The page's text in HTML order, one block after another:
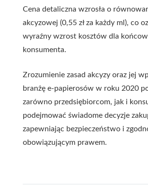
Cena detaliczna wzrosła o
akcyzowej (0,55 zł za każdy ml), co
wyraźny wzrost kosztów dla
konsumenta.
Zrozumienie zasad akcyzy oraz jej
branżę e-papierosów w roku 2020
zarówno przedsiębiorcom, jak i
podejmować świadome decyzje
zapewniając bezpieczeństwo i
obowiązującym prawem.